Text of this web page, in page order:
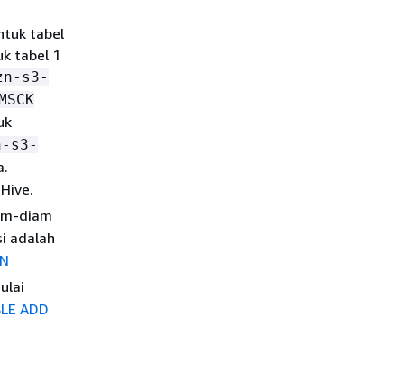
tabel
tabel 1
s3-
s3-
diam
adalah
ADD